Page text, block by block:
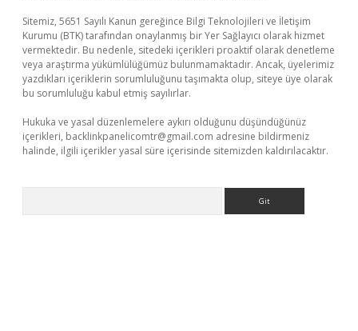
Sitemiz, 5651 Sayılı Kanun gereğince Bilgi Teknolojileri ve İletişim
Kurumu (BTK) tarafından onaylanmış bir Yer Sağlayıcı olarak hizmet
vermektedir. Bu nedenle, sitedeki içerikleri proaktif olarak denetleme
veya araştırma yükümlülüğümüz bulunmamaktadır. Ancak, üyelerimiz
yazdıkları içeriklerin sorumluluğunu taşımakta olup, siteye üye olarak
bu sorumluluğu kabul etmiş sayılırlar.
Hukuka ve yasal düzenlemelere aykırı olduğunu düşündüğünüz
içerikleri, backlinkpanelicomtr@gmail.com adresine bildirmeniz
halinde, ilgili içerikler yasal süre içerisinde sitemizden kaldırılacaktır.